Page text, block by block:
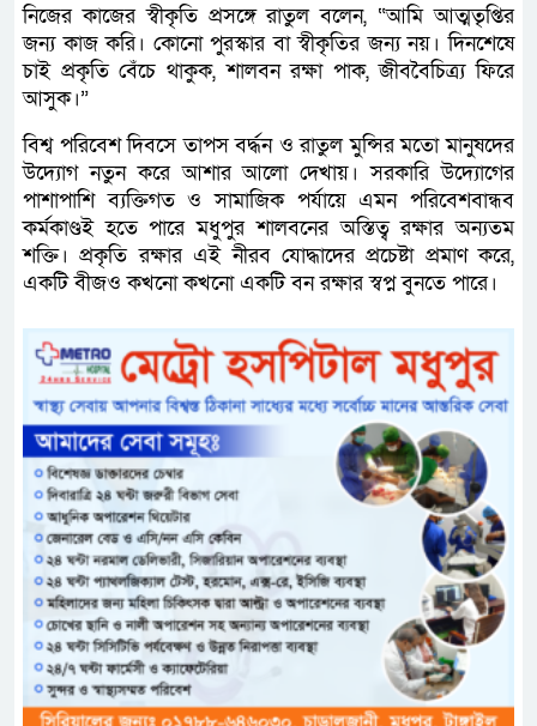
নিজের কাজের স্বীকৃতি প্রসঙ্গে রাতুল বলেন, “আমি আত্মতৃপ্তির
জন্য কাজ করি। কোনো পুরস্কার বা স্বীকৃতির জন্য নয়। দিনশেষে
চাই প্রকৃতি বেঁচে থাকুক, শালবন রক্ষা পাক, জীববৈচিত্র্য ফিরে
আসুক।”
বিশ্ব পরিবেশ দিবসে তাপস বর্দ্ধন ও রাতুল মুন্সির মতো মানুষদের
উদ্যোগ নতুন করে আশার আলো দেখায়। সরকারি উদ্যোগের
পাশাপাশি ব্যক্তিগত ও সামাজিক পর্যায়ে এমন পরিবেশবান্ধব
কর্মকাণ্ডই হতে পারে মধুপুর শালবনের অস্তিত্ব রক্ষার অন্যতম
শক্তি। প্রকৃতি রক্ষার এই নীরব যোদ্ধাদের প্রচেষ্টা প্রমাণ করে,
একটি বীজও কখনো কখনো একটি বন রক্ষার স্বপ্ন বুনতে পারে।